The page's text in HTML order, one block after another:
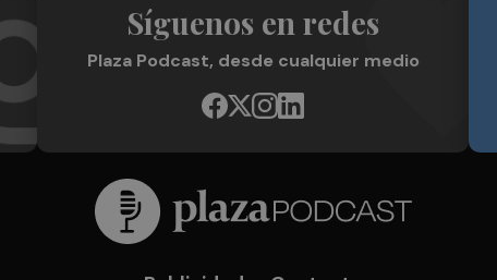
Síguenos en redes
Plaza Podcast, desde cualquier medio